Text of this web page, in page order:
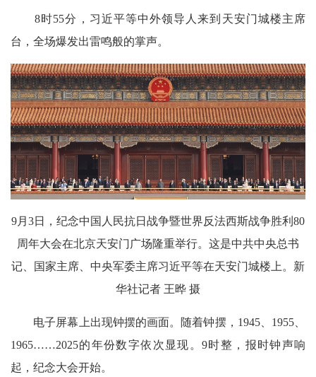
8时55分，习近平等中外领导人来到天安门城楼主席
台，全场爆发出雷鸣般的掌声。
9月3日，纪念中国人民抗日战争暨世界反法西斯战争胜利80
周年大会在北京天安门广场隆重举行。这是中共中央总书
记、国家主席、中央军委主席习近平等在天安门城楼上。新
华社记者 王晔 摄
电子屏幕上出现钟摆的画面。随着钟摆，1945、1955、
1965……2025的年份数字依次显现。9时整，报时钟声响
起，纪念大会开始。